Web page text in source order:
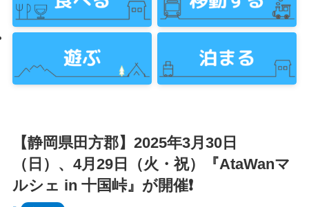
【静岡県田方郡】2025年3月30日
（日）、4月29日（火・祝）『AtaWanマ
ルシェ in 十国峠』が開催❗️